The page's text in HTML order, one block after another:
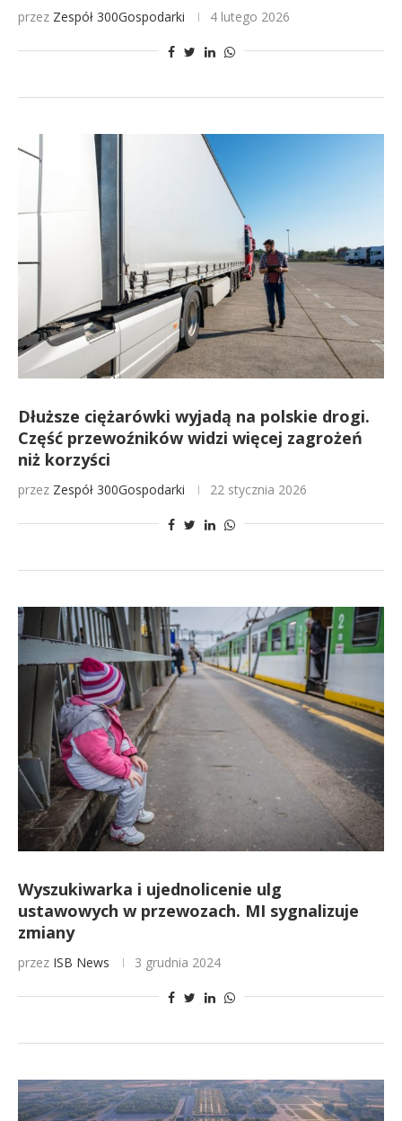
przez Zespół 300Gospodarki 4 lutego 2026
Dłuższe ciężarówki wyjadą na polskie drogi.
Część przewoźników widzi więcej zagrożeń
niż korzyści
przez Zespół 300Gospodarki 22 stycznia 2026
Wyszukiwarka i ujednolicenie ulg
ustawowych w przewozach. MI sygnalizuje
zmiany
przez ISB News 3 grudnia 2024